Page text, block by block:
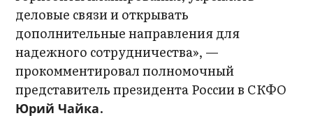
деловые связи и открывать
дополнительные направления для
надежного сотрудничества», —
прокомментировал полномочный
представитель президента России в СКФО
Юрий Чайка.